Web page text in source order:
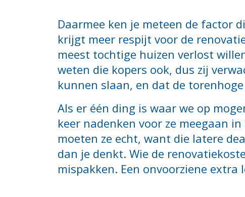
Daarmee ken je meteen de factor
krijgt meer respijt voor de
meest tochtige huizen verlost
weten die kopers ook, dus zij
kunnen slaan, en dat de
Als er één ding is waar we op
keer nadenken voor ze meegaan
moeten ze echt, want die latere
dan je denkt. Wie de
mispakken. Een onvoorziene